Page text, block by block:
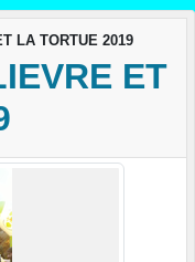
LA TORTUE 2019
ET